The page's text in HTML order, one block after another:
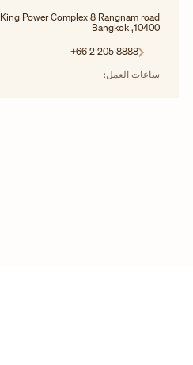
King Power Complex 8 Rangnam road
10400, Bangkok
+66 2 205 8888
ساعات العمل: